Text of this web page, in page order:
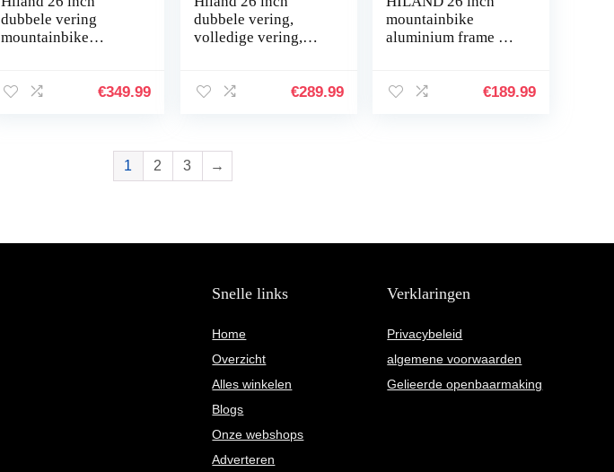
dubbele vering
mountainbike
MTB fiets voor heren
€349.99
dubbele vering,
volledige vering,
herenfiets voor €289.99
mountainbike
aluminium frame met
Shimano schijfrem
€189.99
1 2 3 →
Snelle links
Home
Overzicht
Alles winkelen
Blogs
Onze webshops
Adverteren
Verklaringen
Privacybeleid
algemene voorwaarden
Gelieerde openbaarmaking